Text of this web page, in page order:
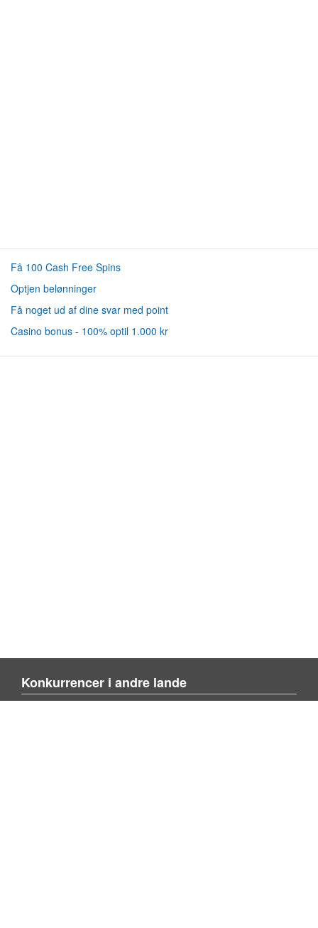
Få 100 Cash Free Spins
Optjen belønninger
Få noget ud af dine svar med point
Casino bonus - 100% optil 1.000 kr
Konkurrencer i andre lande